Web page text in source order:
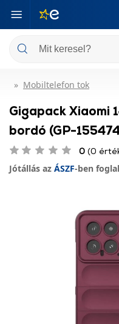
Mobiltelefon tok
Gigapack Xiaomi
bordó (GP-
0 (0
Jótállás az ÁSZF-ben